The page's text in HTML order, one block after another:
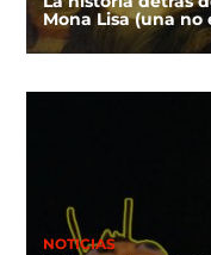
Mona Lisa (una no
NOTICIAS